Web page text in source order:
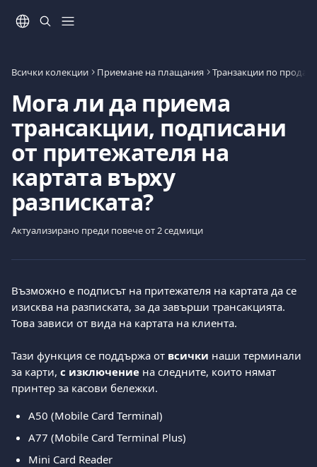
Всички колекции Приемане на плащания Транзакции по
Мога ли да приема
трансакции, подписани
от притежателя на
картата върху
разписката?
Актуализирано преди повече от 2 седмици
Възможно е подписът на притежателя на картата да се
изисква на разписката, за да завърши трансакцията.
Това зависи от вида на картата на клиента.
Тази функция се поддържа от всички наши терминали
за карти, с изключение на следните, които нямат
принтер за касови бележки.
Α50 (Mobile Card Terminal)
Α77 (Mobile Card Terminal Plus)
Mini Card Reader